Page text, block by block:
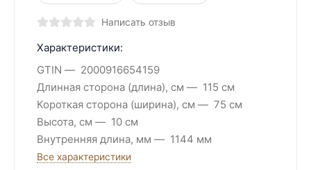
Написать отзыв
Характеристики:
GTIN
2000916654159
Длинная сторона (длина), см
115 см
Короткая сторона (ширина), см
75 см
Высота, см
10 см
Внутренняя длина, мм
1144 мм
Все характеристики